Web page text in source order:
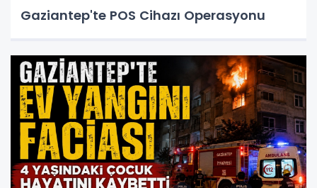
Gaziantep'te POS Cihazı Operasyonu